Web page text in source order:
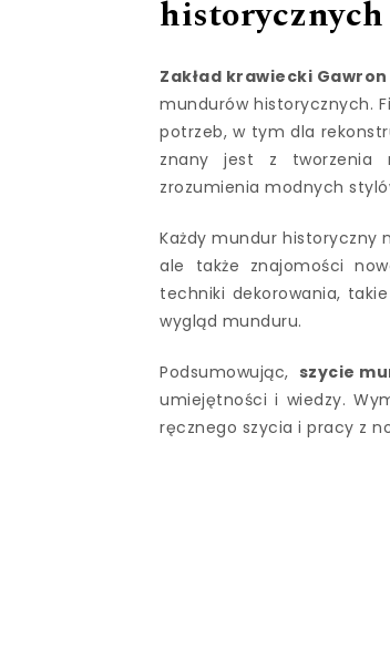
historycznych
Zakład krawiecki Gawron
mundurów historycznych.
potrzeb, w tym dla
znany jest z tworzenia
zrozumienia modnych
Każdy mundur historyczny
ale także znajomości
techniki dekorowania,
wygląd munduru.
Podsumowując, szycie
umiejętności i wiedzy.
ręcznego szycia i pracy z